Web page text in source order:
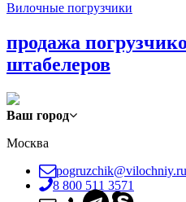
Вилочные погрузчики
продажа
штабелеров
Ваш город
Москва
pogruzchik@vilochniy.ru
8 800 511 3571